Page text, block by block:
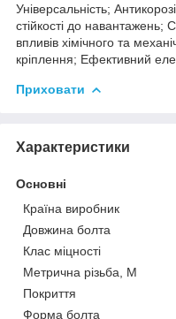
Універсальність;
стійкості до навантажень;
впливів хімічного та
кріплення; Ефективний
Приховати
Характеристики
Основні
Країна виробник
Довжина болта
Клас міцності
Метрична різьба, М
Покриття
Форма болта